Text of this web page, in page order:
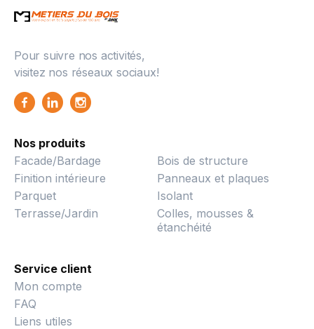
Pour suivre nos activités,
visitez nos réseaux sociaux!
Nos produits
Facade/Bardage
Finition intérieure
Parquet
Terrasse/Jardin
Bois de structure
Panneaux et plaques
Isolant
Colles, mousses &
étanchéité
Service client
Mon compte
FAQ
Liens utiles